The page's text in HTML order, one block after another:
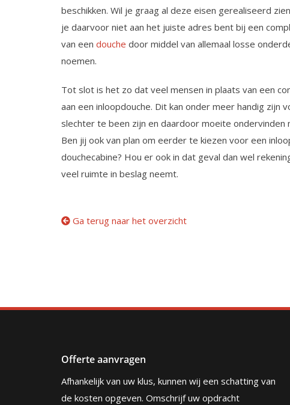
beschikken. Wil je graag al deze eisen gerealiseerd
je daarvoor niet aan het juiste adres bent bij een
van een douche door middel van allemaal losse
noemen.
Tot slot is het zo dat veel mensen in plaats van een
aan een inloopdouche. Dit kan onder meer handig zijn
slechter te been zijn en daardoor moeite ondervinden
Ben jij ook van plan om eerder te kiezen voor een
douchecabine? Hou er ook in dat geval dan wel
veel ruimte in beslag neemt.
Ga terug naar het overzicht
Offerte aanvragen
Afhankelijk van uw klus, kunnen wij een schatting van
de kosten opgeven. Omschrijf uw opdracht